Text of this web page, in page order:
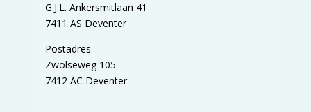
G.J.L. Ankersmitlaan 41
7411 AS Deventer
Postadres
Zwolseweg 105
7412 AC Deventer